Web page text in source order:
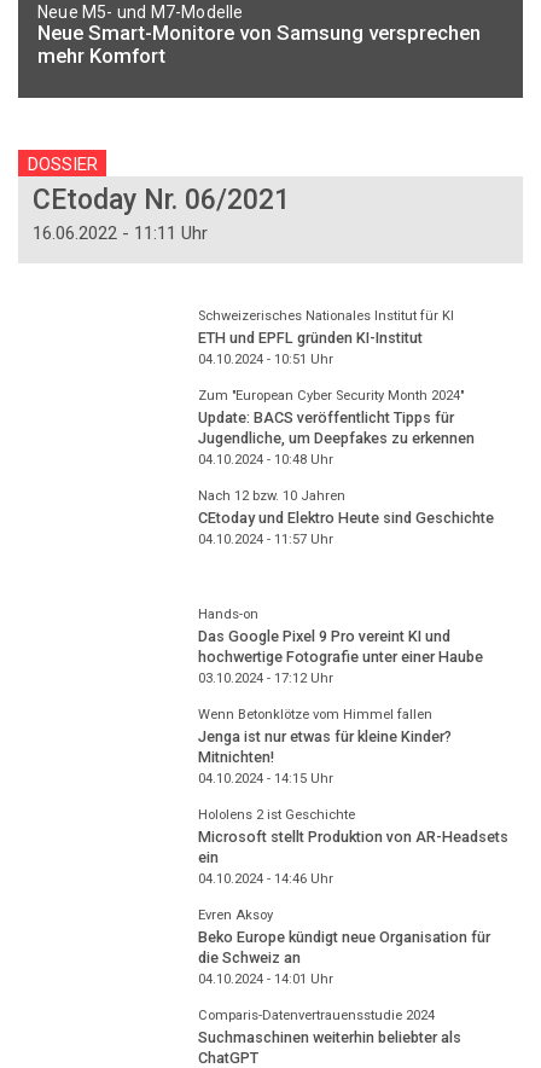
Neue M5- und M7-Modelle
Neue Smart-Monitore von Samsung versprechen
mehr Komfort
DOSSIER
CEtoday Nr. 06/2021
16.06.2022 - 11:11 Uhr
Schweizerisches Nationales Institut für KI
ETH und EPFL gründen KI-Institut
04.10.2024 - 10:51 Uhr
Zum "European Cyber Security Month 2024"
Update: BACS veröffentlicht Tipps für
Jugendliche, um Deepfakes zu erkennen
04.10.2024 - 10:48Uhr
Nach 12 bzw. 10 Jahren
CEtoday und Elektro Heute sind Geschichte
04.10.2024 - 11:57Uhr
Hands-on
Das Google Pixel 9 Pro vereint KI und
hochwertige Fotografie unter einer Haube
03.10.2024 - 17:12Uhr
Wenn Betonklötze vom Himmel fallen
Jenga ist nur etwas für kleine Kinder?
Mitnichten!
04.10.2024 - 14:15Uhr
Hololens 2 ist Geschichte
Microsoft stellt Produktion von AR-Headsets
ein
04.10.2024 - 14:46Uhr
Evren Aksoy
Beko Europe kündigt neue Organisation für
die Schweiz an
04.10.2024 - 14:01 Uhr
Comparis-Datenvertrauensstudie 2024
Suchmaschinen weiterhin beliebter als
ChatGPT